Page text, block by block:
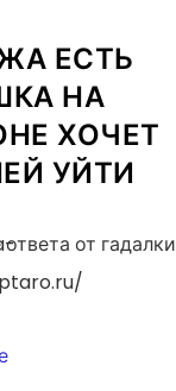
ЕСТЬ
НА
ХОЧЕТ
УЙТИ
от гадалки